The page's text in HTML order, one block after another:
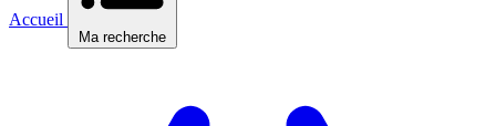
Accueil
Ma recherche